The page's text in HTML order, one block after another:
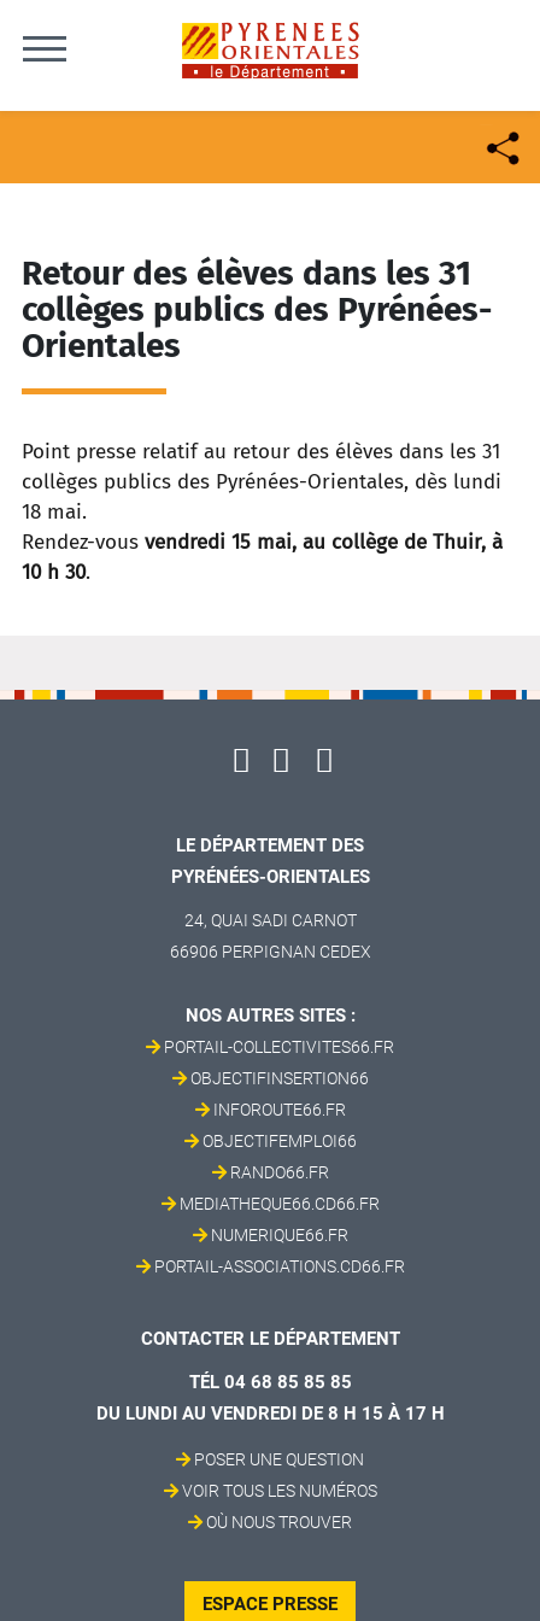
Retour des élèves dans les 31
collèges publics des Pyrénées-
Orientales
Point presse relatif au retour des élèves dans les 31
collèges publics des Pyrénées-Orientales, dès lundi
18 mai.
Rendez-vous vendredi 15 mai, au collège de Thuir, à
10 h 30.
LE DÉPARTEMENT DES
PYRÉNÉES-ORIENTALES
24, QUAI SADI CARNOT
66906 PERPIGNAN CEDEX
NOS AUTRES SITES :
PORTAIL-COLLECTIVITES66.FR
OBJECTIFINSERTION66
INFOROUTE66.FR
OBJECTIFEMPLOI66
RANDO66.FR
MEDIATHEQUE66.CD66.FR
NUMERIQUE66.FR
PORTAIL-ASSOCIATIONS.CD66.FR
CONTACTER LE DÉPARTEMENT
TÉL 04 68 85 85 85
DU LUNDI AU VENDREDI DE 8 H 15 À 17 H
POSER UNE QUESTION
VOIR TOUS LES NUMÉROS
OÙ NOUS TROUVER
ESPACE PRESSE